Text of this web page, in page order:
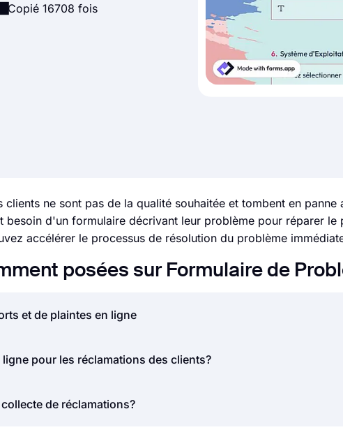
Copié 16708 fois
ne sont pas de la qualité souhaitée et tombent en panne
besoin d'un formulaire décrivant leur problème pour réparer le
accélérer le processus de résolution du problème
posées sur Formulaire de
et de plaintes en ligne
vos enquêtes auprès des clients constituent un avertissement
pour les réclamations des clients?
de recueillir les réclamations des clients de manière
de réclamations?